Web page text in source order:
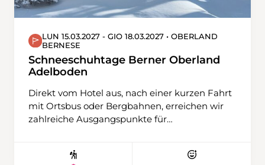
LUN 15.03.2027 - GIO 18.03.2027 • OBERLAND
BERNESE
Schneeschuhtage Berner Oberland
Adelboden
Direkt vom Hotel aus, nach einer kurzen Fahrt
mit Ortsbus oder Bergbahnen, erreichen wir
zahlreiche Ausgangspunkte für
Unternehmung – es ist für alle etwas dabei.